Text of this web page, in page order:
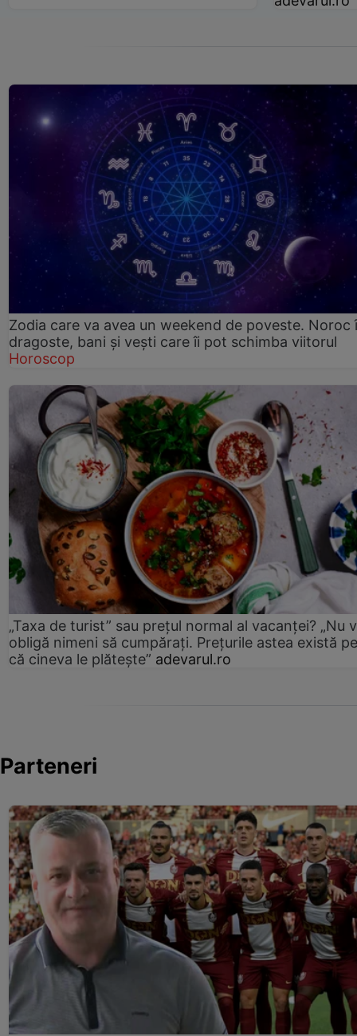
Zodia care va avea un weekend de poveste. Noroc
dragoste, bani și vești care îi pot schimba viitorul
Horoscop
„Taxa de turist” sau prețul normal al vacanței? „Nu
obligă nimeni să cumpărați. Prețurile astea există
că cineva le plătește” adevarul.ro
Parteneri